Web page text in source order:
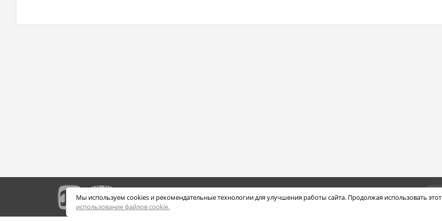
Контакты:
Мы используем cookies и рекомендательные технологии для улучшения работы сайта. Продолжая использовать этот
использование файлов cookie.